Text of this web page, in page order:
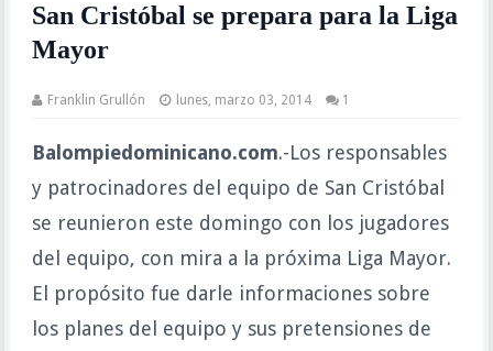
San Cristóbal se prepara para la Liga
Mayor
Franklin Grullón lunes, marzo 03, 2014 1
Balompiedominicano.com.-Los responsables
y patrocinadores del equipo de San Cristóbal
se reunieron este domingo con los jugadores
del equipo, con mira a la próxima Liga Mayor.
El propósito fue darle informaciones sobre
los planes del equipo y sus pretensiones de